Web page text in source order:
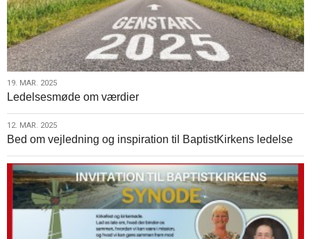
husker
kampagnen
19.
mar.
2025
19. MAR. 2025
Ledelsesmøde om værdier
12.
mar.
2025
12. MAR. 2025
Bed om vejledning og inspiration til BaptistKirkens ledelse